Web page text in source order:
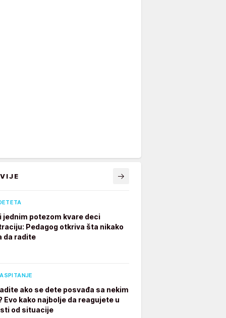
jednim potezom kvare deci
Pedagog otkriva šta nikako
da radite
ako se dete posvađa sa nekim
Evo kako najbolje da reagujete u
od situacije